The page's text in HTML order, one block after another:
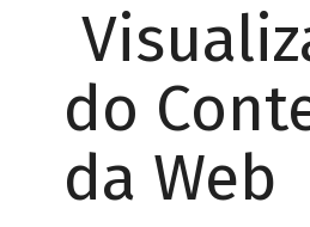
do
da Web